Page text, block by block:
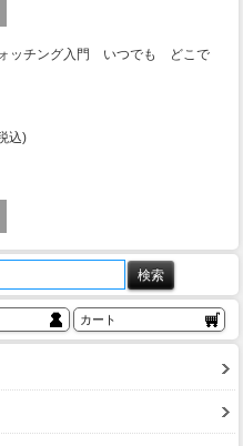
ォッチング入門 いつでも どこで
込)
カート